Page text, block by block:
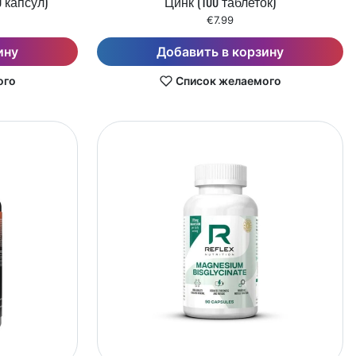
€7.99
Добавить в корзину
Список желаемого